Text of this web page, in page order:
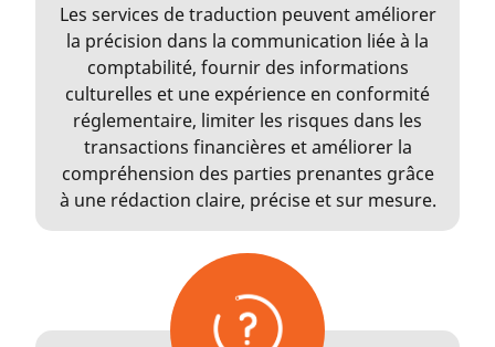
Les services de traduction peuvent améliorer
la précision dans la communication liée à la
comptabilité, fournir des informations
culturelles et une expérience en conformité
réglementaire, limiter les risques dans les
transactions financières et améliorer la
compréhension des parties prenantes grâce
à une rédaction claire, précise et sur mesure.